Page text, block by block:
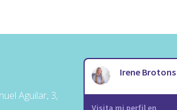
Aguilar, 3,